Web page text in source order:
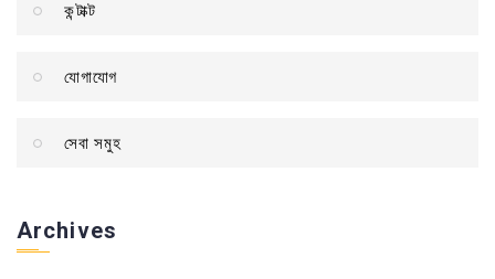
কন্টাক্ট
যোগাযোগ
সেবা সমুহ
Archives